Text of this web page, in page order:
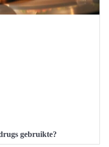
gebruikte?